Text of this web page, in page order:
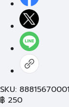
SKU:
฿ 250